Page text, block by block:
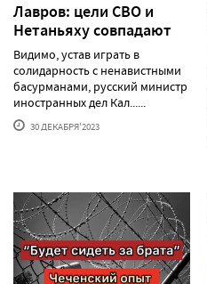
Лавров: цели СВО и
Нетаньяху совпадают
Видимо, устав играть в
солидарность с ненавистными
басурманами, русский министр
иностранных дел Кал......
30 ДЕКАБРЯ'2023